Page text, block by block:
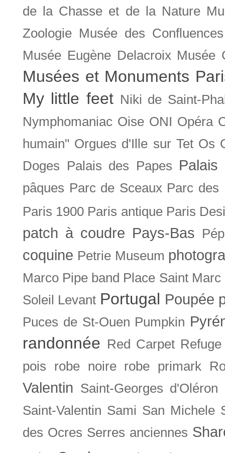
de la Chasse et de la Nature
Zoologie Musée des Confluences
Musée Eugène Delacroix Musée
Musées et Monuments
My little feet Niki de Saint-
Nymphomaniac Oise ONI Opéra
humain" Orgues d'Ille sur Tet Os
Doges
Palais des Papes Palais
pâques Parc de Sceaux Parc des
Paris 1900 Paris antique Paris
patch à coudre Pays-Bas
coquine Petrie Museum
Marco Pipe band Place Saint Marc
Soleil Levant Portugal Poupée
Puces de St-Ouen Pumpkin
randonnée Red Carpet Refuge
pois
robe noire robe primark
Valentin Saint-Georges d'Oléron
Saint-Valentin Sami San Michele
des Ocres Serres anciennes